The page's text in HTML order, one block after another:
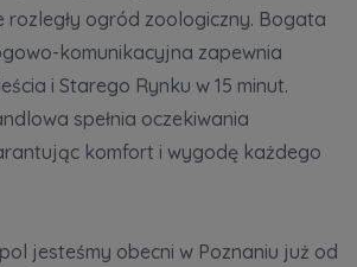
ogród zoologiczny. Bogata
komunikacyjna zapewnia
i Starego Rynku w 15 minut.
spełnia oczekiwania
komfort i wygodę każdego
jesteśmy obecni w Poznaniu już od
zgody
że w trosce o najwyższą jakość i
zgodę na otrzymywanie informacji
przysługuje prawo dostępu do
з нами